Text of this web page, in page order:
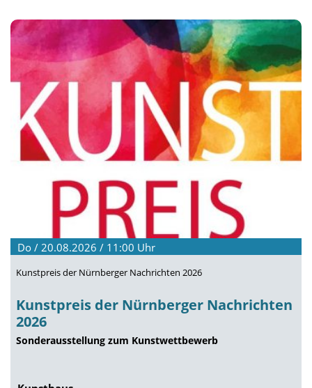
Do / 20.08.2026 / 11:00 Uhr
Kunstpreis der Nürnberger Nachrichten 2026
Kunstpreis der Nürnberger Nachrichten
2026
Sonderausstellung zum Kunstwettbewerb